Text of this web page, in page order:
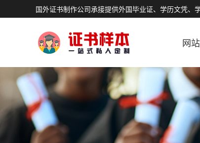
国外证书制作公司承接提供外国毕业证、学历文凭、
网